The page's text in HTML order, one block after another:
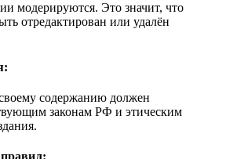
модерируются. Это значит, что
отредактирован или удалён
содержанию должен
законам РФ и этическим